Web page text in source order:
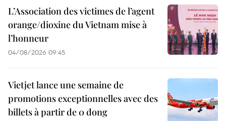
L’Association des victimes de l’agent
orange/dioxine du Vietnam mise à
l’honneur
04/08/2026 09:45
Vietjet lance une semaine de
promotions exceptionnelles avec des
billets à partir de 0 dong